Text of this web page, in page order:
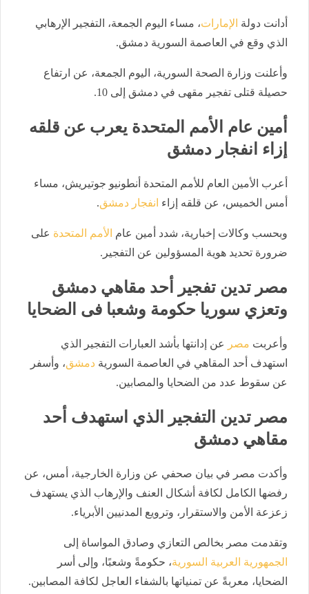
أدانت دولة الإمارات، مساء اليوم الجمعة، التفجير الإرهابي
الذي وقع في العاصمة السورية دمشق.
وأعلنت وزارة الصحة السورية، اليوم الجمعة، عن ارتفاع
حصيلة قتلى تفجير مقهى في دمشق إلى 10.
أمين عام الأمم المتحدة يعرب عن قلقه
إزاء انفجار دمشق
أعرب الأمين العام للأمم المتحدة أنطونيو جوتيريش، مساء
أمس الخميس، عن قلقه إزاء انفجار دمشق.
وبحسب وكالات إخبارية، شدد أمين عام الأمم المتحدة على
ضرورة تحديد هوية المسؤولين عن التفجير.
مصر تدين تفجير أحد مقاهي دمشق
وتعزي سوريا حكومة وشعبا فى الضحايا
وأعربت مصر
عن إدانتها بأشد العبارات التفجير الذي
استهدف أحد المقاهي في العاصمة السورية دمشق، وأسفر
عن سقوط عدد من الضحايا والمصابين.
مصر تدين التفجير الذي استهدف أحد
مقاهي دمشق
وأكدت مصر في بيان صحفي عن وزارة الخارجية، أمس، عن
رفضها الكامل لكافة أشكال العنف والإرهاب الذي يستهدف
زعزعة الأمن والاستقرار، وترويع المدنيين الأبرياء.
وتقدمت مصر بخالص التعازي وصادق المواساة إلى
الجمهورية العربية السورية، حكومةً وشعبًا، وإلى أسر
الضحايا، معربةً عن تمنياتها بالشفاء العاجل لكافة المصابين.